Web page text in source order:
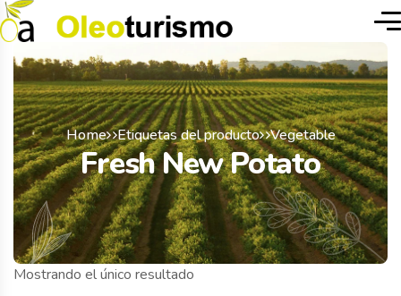
Home Etiquetas del producto Vegetable
Fresh New Potato
Mostrando el único resultado